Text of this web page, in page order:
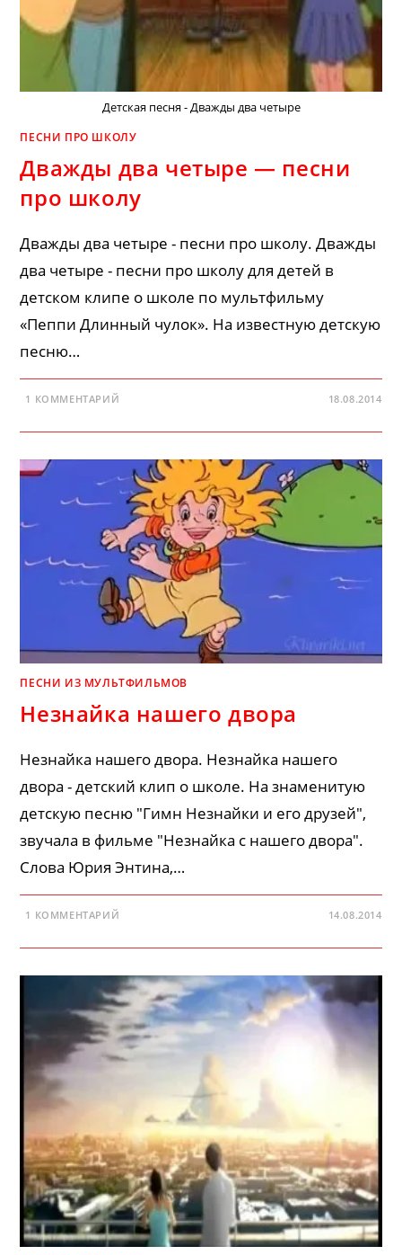
Детская песня - Дважды два четыре
ПЕСНИ ПРО ШКОЛУ
Дважды два четыре — песни
про школу
Дважды два четыре - песни про школу. Дважды
два четыре - песни про школу для детей в
детском клипе о школе по мультфильму
«Пеппи Длинный чулок». На известную детскую
песню…
1 КОММЕНТАРИЙ 18.08.2014
ПЕСНИ ИЗ МУЛЬТФИЛЬМОВ
Незнайка нашего двора
Незнайка нашего двора. Незнайка нашего
двора - детский клип о школе. На знаменитую
детскую песню "Гимн Незнайки и его друзей",
звучала в фильме "Незнайка с нашего двора".
Слова Юрия Энтина,…
1 КОММЕНТАРИЙ 14.08.2014